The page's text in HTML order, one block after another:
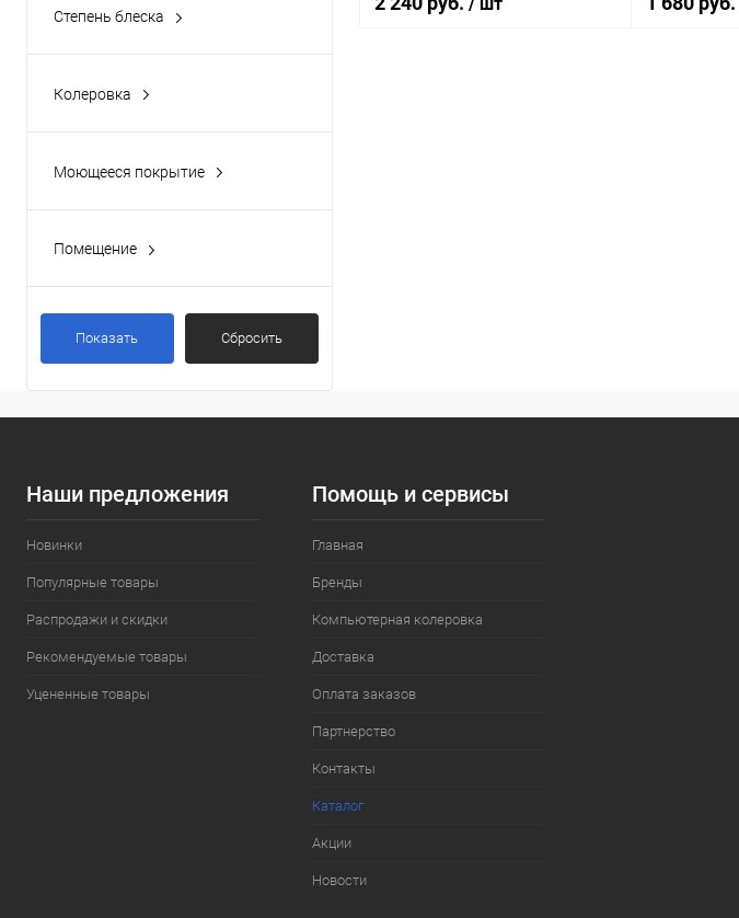
Степень блеска
Колеровка
Моющееся покрытие
Помещение
Показать Сбросить
/ шт
Наши предложения
Новинки
Популярные товары
Распродажи и скидки
Рекомендуемые товары
Уцененные товары
Помощь и сервисы
Главная
Бренды
Компьютерная колеровка
Доставка
Оплата заказов
Партнерство
Контакты
Каталог
Акции
Новости